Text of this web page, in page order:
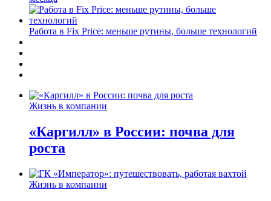
Работа в Fix Price: меньше рутины, больше технологий
Жизнь в компании
«Каргилл» в России: почва для
роста
Жизнь в компании